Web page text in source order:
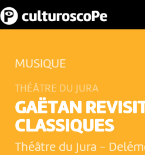
MUSIQUE
THÉÂTRE DU JURA
GAËTAN
CLASSIQUES
Théâtre du Jura -